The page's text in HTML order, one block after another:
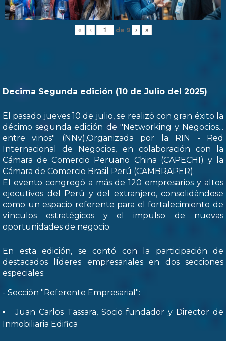
« ‹ de 9 › »
Decima Segunda edición (10 de Julio del 2025)
El pasado jueves 10 de julio, se realizó con gran éxito la
décimo segunda edición de "Networking y Negocios...
entre vinos" (NNv),Organizada por la RIN - Red
Internacional de Negocios, en colaboración con la
Cámara de Comercio Peruano China (CAPECHI) y la
Cámara de Comercio Brasil Perú (CAMBRAPER).
El evento congregó a más de 120 empresarios y altos
ejecutivos del Perú y del extranjero, consolidándose
como un espacio referente para el fortalecimiento de
vínculos estratégicos y el impulso de nuevas
oportunidades de negocio.
En esta edición, se contó con la participación de
destacados lÍderes empresariales en dos secciones
especiales:
- Sección "Referente Empresarial":
Juan Carlos Tassara, Socio fundador y Director de
Inmobiliaria Edifica